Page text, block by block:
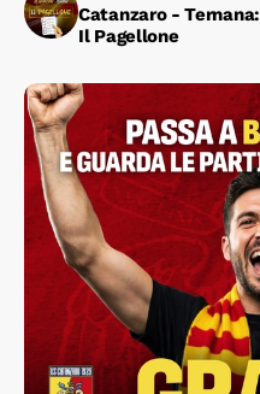
Catanzaro - Ternana:
Il Pagellone